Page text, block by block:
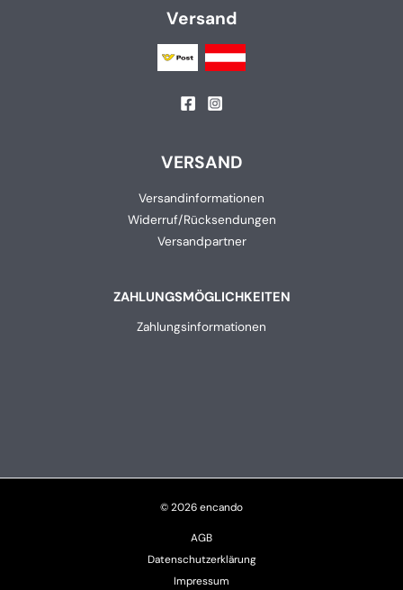
Versand
VERSAND
Versandinformationen
Widerruf/Rücksendungen
Versandpartner
ZAHLUNGSMÖGLICHKEITEN
Zahlungsinformationen
© 2026 encando
AGB
Datenschutzerklärung
Impressum